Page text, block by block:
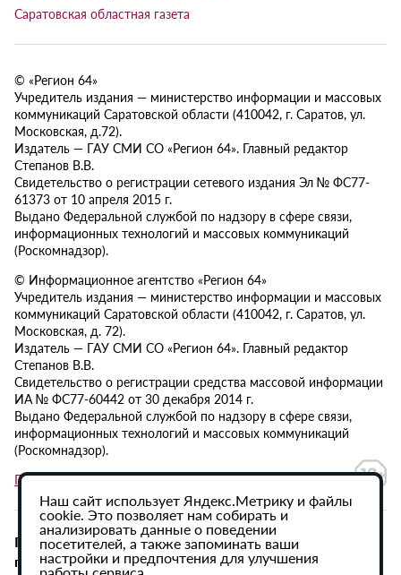
Саратовская областная газета
© «Регион 64»
Учредитель издания — министерство информации и массовых
коммуникаций Саратовской области (410042, г. Саратов, ул.
Московская, д.72).
Издатель — ГАУ СМИ СО «Регион 64». Главный редактор
Степанов В.В.
Свидетельство о регистрации сетевого издания Эл № ФС77-
61373 от 10 апреля 2015 г.
Выдано Федеральной службой по надзору в сфере связи,
информационных технологий и массовых коммуникаций
(Роскомнадзор).
© Информационное агентство «Регион 64»
Учредитель издания — министерство информации и массовых
коммуникаций Саратовской области (410042, г. Саратов, ул.
Московская, д. 72).
Издатель — ГАУ СМИ СО «Регион 64». Главный редактор
Степанов В.В.
Свидетельство о регистрации средства массовой информации
ИА № ФС77-60442 от 30 декабря 2014 г.
Выдано Федеральной службой по надзору в сфере связи,
информационных технологий и массовых коммуникаций
(Роскомнадзор).
Политика в отношении обработки персональных данных
При использовании материалов сайта активная
гиперссылка на ИА «Регион 64» обязательна.
Наш сайт использует Яндекс.Метрику и файлы
cookie. Это позволяет нам собирать и
анализировать данные о поведении
посетителей, а также запоминать ваши
настройки и предпочтения для улучшения